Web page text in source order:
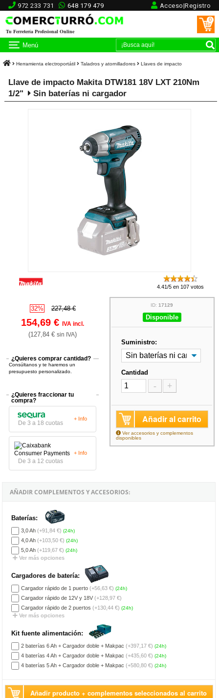
972 233 731 648 179 479 Acceso|Registro
Tu Ferretería Profesional Online
0
Menú
Herramienta electroportátil Taladros y atornilladores Llaves de impacto
Llave de impacto Makita DTW181 18V LXT 210Nm
1/2"
Sin baterías ni cargador
4.41/5 en 107 votos
32% 227,48 €
154,69 €IVA incl.
(127,84 €sin IVA)
¿Quieres comprar cantidad?
Consúltanos y te haremos un
presupuesto personalizado.
¿Quieres fraccionar tu
compra?
De 3 a 18 cuotas
+ Info
De 3 a 12 cuotas
+ Info
ID:17129
Disponible
Suministro:
Cantidad
- +
Añadir al carrito
Ver accesorios y complementos
disponibles
AÑADIR COMPLEMENTOS Y ACCESORIOS:
Baterías:
3,0 Ah (+91,84 €) (24h)
4,0 Ah (+103,50 €) (24h)
5,0 Ah (+119,67 €) (24h)
Ver más opciones
Cargadores de batería:
Cargador rápido de 1 puerto (+56,63 €) (24h)
Cargador rápido de 12V y 18V (+128,97 €)
Cargador rápido de 2 puertos (+130,44 €) (24h)
Ver más opciones
Kit fuente alimentación:
2 baterías 6 Ah + Cargador doble + Makpac (+397,17 €) (24h)
4 baterías 4 Ah + Cargador doble + Makpac (+435,60 €) (24h)
4 baterías 5 Ah + Cargador doble + Makpac (+580,80 €) (24h)
Añadir producto + complementos seleccionados al carrito